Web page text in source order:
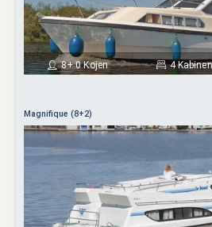
8+ 0 Kojen 4 Kabinen
Magnifique (8+2)